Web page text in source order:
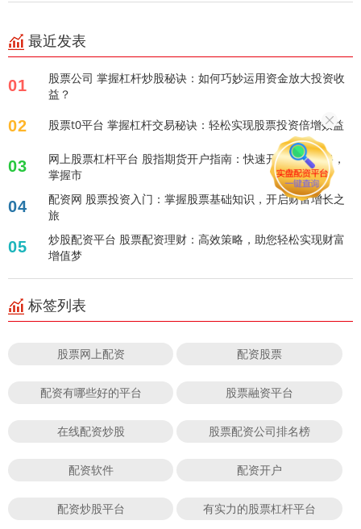
最近发表
01
股票公司 掌握杠杆炒股秘诀：如何巧妙运用资金放大投资收
益？
02 股票t0平台 掌握杠杆交易秘诀：轻松实现股票投资倍增效益
03
网上股票杠杆平台 股指期货开户指南：快速开启投资之路，
掌握市
04
配资网 股票投资入门：掌握股票基础知识，开启财富增长之
旅
05
炒股配资平台 股票配资理财：高效策略，助您轻松实现财富
增值梦
标签列表
股票网上配资 配资股票
配资有哪些好的平台 股票融资平台
在线配资炒股 股票配资公司排名榜
配资软件 配资开户
配资炒股平台 有实力的股票杠杆平台